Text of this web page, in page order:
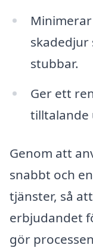
skadedjur
stubbar.
Ger ett
tilltalande
Genom att
snabbt och
tjänster, så
erbjudandet
gör